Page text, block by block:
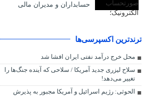
حسابداران و مدیران مالی
ترندترین اکسپرسی‌ها
محل خرج درآمد نفتی ایران افشا شد
سلاح لیزری جدید آمریکا / سلاحی که آینده جنگ‌ها را
تغییر می‌دهد!
الحوثی: رژیم اسرائیل و آمریکا مجبور به پذیرش